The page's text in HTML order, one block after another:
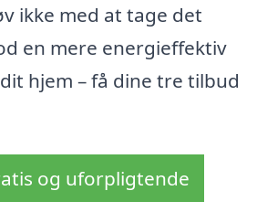
ikke med at tage det
en mere energieffektiv
hjem – få dine tre tilbud
og uforpligtende